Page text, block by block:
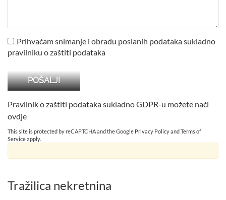
Prihvaćam snimanje i obradu poslanih podataka sukladno
pravilniku o zaštiti podataka
Pravilnik o zaštiti podataka sukladno GDPR-u možete naći
ovdje
This site is protected by reCAPTCHA and the Google Privacy Policy andTerms of
Service apply.
Tražilica nekretnina